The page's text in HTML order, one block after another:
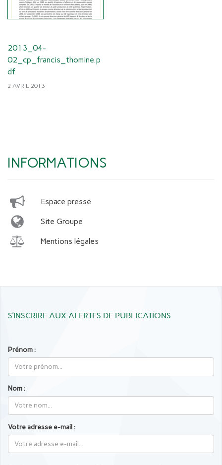
2013_04-
02_cp_francis_thomine.p
df
2 AVRIL 2013
INFORMATIONS
Espace presse
Site Groupe
Mentions légales
S’INSCRIRE AUX ALERTES DE PUBLICATIONS
Prénom :
Nom :
Votre adresse e-mail :